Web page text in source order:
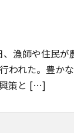
漁師や住民
われた。豊か
興策と […]